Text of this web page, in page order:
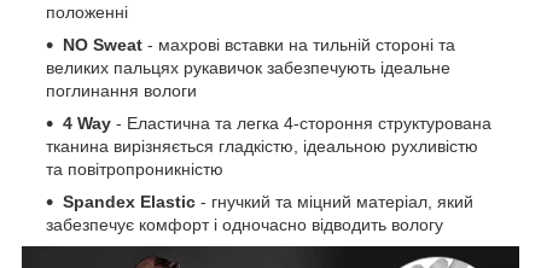
положенні
NO Sweat - махрові вставки на тильній стороні та
великих пальцях рукавичок забезпечують ідеальне
поглинання вологи
4 Way - Еластична та легка 4-стороння структурована
тканина вирізняється гладкістю, ідеальною рухливістю
та повітропроникністю
Spandex Elastic - гнучкий та міцний матеріал, який
забезпечує комфорт і одночасно відводить вологу